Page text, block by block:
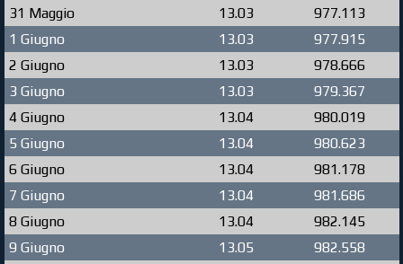
31 Maggio 13.03
977.113
1 Giugno
13.03
977.915
2 Giugno
13.03
978.666
3 Giugno
13.03
979.367
4 Giugno
13.04
980.019
5 Giugno
13.04
980.623
6 Giugno
13.04
981.178
7 Giugno
13.04
981.686
8 Giugno
13.04
982.145
9 Giugno
13.05
982.558